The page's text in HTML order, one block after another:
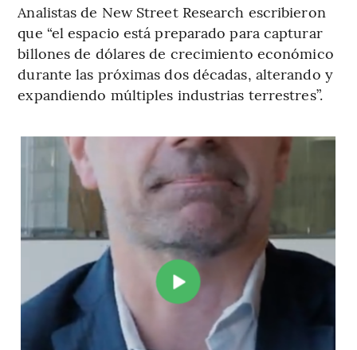
Analistas de New Street Research escribieron
que “el espacio está preparado para capturar
billones de dólares de crecimiento económico
durante las próximas dos décadas, alterando y
expandiendo múltiples industrias terrestres”.